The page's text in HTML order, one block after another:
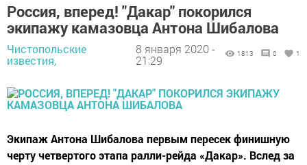
Россия, вперед! "Дакар" покорился
экипажу камазовца Антона Шибалова
Чистопольские
известия,
8 января 2020 -
21:29
1813 0 1
Экипаж Антона Шибалова первым пересек финишную
черту четвертого этапа ралли-рейда «Дакар». Вслед за